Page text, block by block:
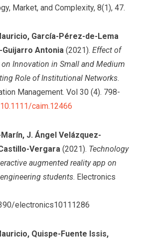
Market, and Complexity, 8(1), 47.
García-Pérez-de-Lema
Guijarro Antonia (2021). Effect of
Innovation in Small and Medium
Role of Institutional Networks.
Management. Vol 30 (4). 798-
caim.12466
J. Ángel Velázquez-
Vergara (2021). Technology
augmented reality app on
students. Electronics
electronics10111286
Quispe-Fuente Issis,